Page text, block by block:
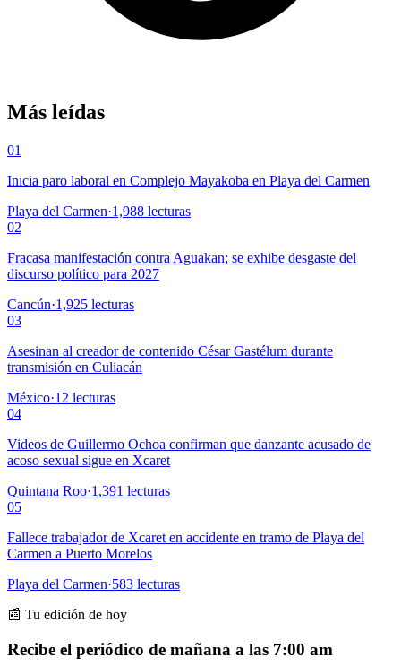
Más leídas
01
Inicia paro laboral en Complejo Mayakoba en Playa del Carmen
Playa del Carmen·1,988 lecturas
02
Fracasa manifestación contra Aguakan; se exhibe desgaste del
discurso político para 2027
Cancún·1,925 lecturas
03
Asesinan al creador de contenido César Gastélum durante
transmisión en Culiacán
México·12 lecturas
04
Videos de Guillermo Ochoa confirman que danzante acusado de
acoso sexual sigue en Xcaret
Quintana Roo·1,391 lecturas
05
Fallece trabajador de Xcaret en accidente en tramo de Playa del
Carmen a Puerto Morelos
Playa del Carmen·583 lecturas
📰 Tu edición de hoy
Recibe el periódico de mañana a las 7:00 am